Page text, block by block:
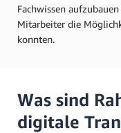
Fachwissen
Mitarbeiter die
konnten.
Was sind
digitale